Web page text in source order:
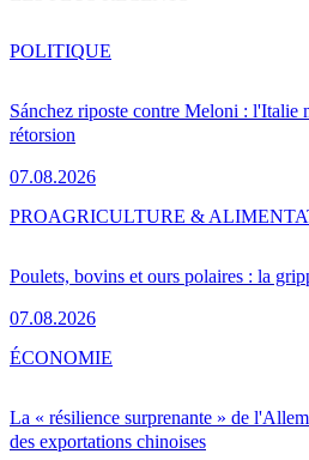
Sánchez riposte contre Meloni : l'Italie
rétorsion
07.08.2026
POLITIQUE
Poulets, bovins et ours polaires : la
07.08.2026
PROAGRICULTURE &
La « résilience surprenante » de
des exportations chinoises
ÉCONOMIE